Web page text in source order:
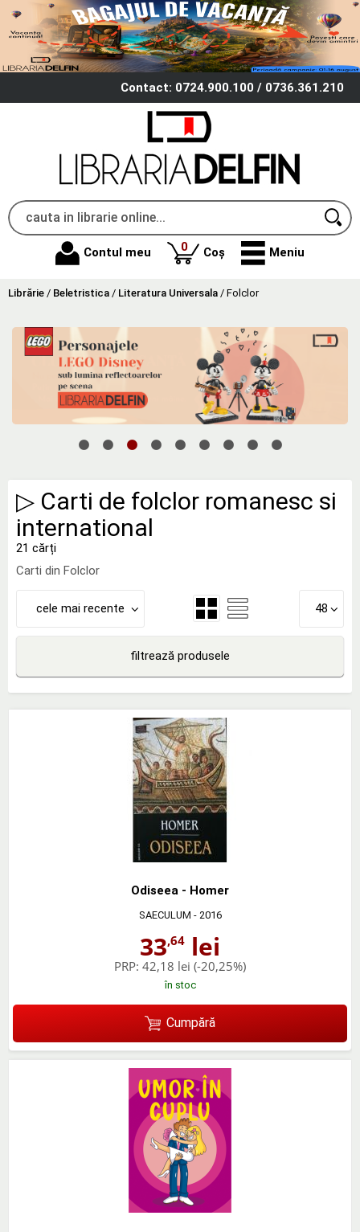
Contact: 0724.900.100 / 0736.361.210
Contul meu 0produse
Coș Meniu
Librărie / Beletristica / Literatura Universala / Folclor
▷ Carti de folclor romanesc si
international
21 cărți
Carti din Folclor
cele mai recente 48
filtrează produsele
Odiseea - Homer
SAECULUM - 2016
33,64 lei
PRP: 42,18 lei (-20,25%)
în stoc
Cumpără